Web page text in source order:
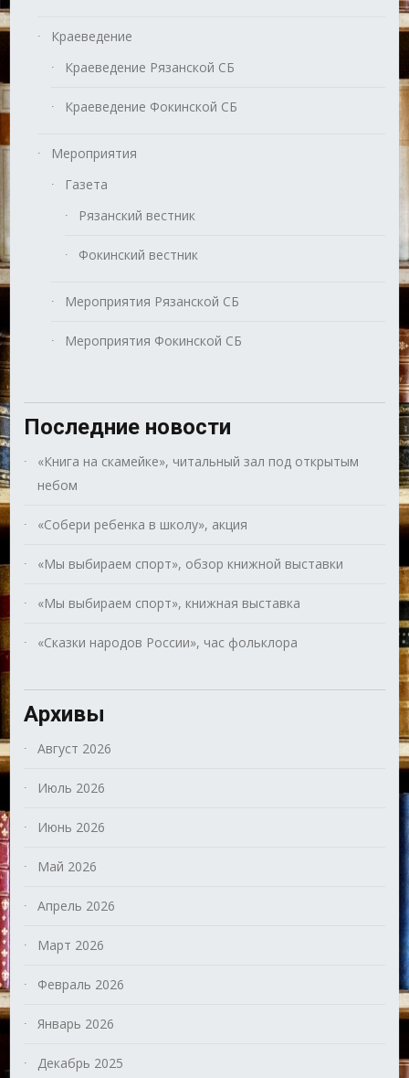
Краеведение
Краеведение Рязанской СБ
Краеведение Фокинской СБ
Мероприятия
Газета
Рязанский вестник
Фокинский вестник
Мероприятия Рязанской СБ
Мероприятия Фокинской СБ
Последние новости
«Книга на скамейке», читальный зал под открытым
небом
«Собери ребенка в школу», акция
«Мы выбираем спорт», обзор книжной выставки
«Мы выбираем спорт», книжная выставка
«Сказки народов России», час фольклора
Архивы
Август 2026
Июль 2026
Июнь 2026
Май 2026
Апрель 2026
Март 2026
Февраль 2026
Январь 2026
Декабрь 2025